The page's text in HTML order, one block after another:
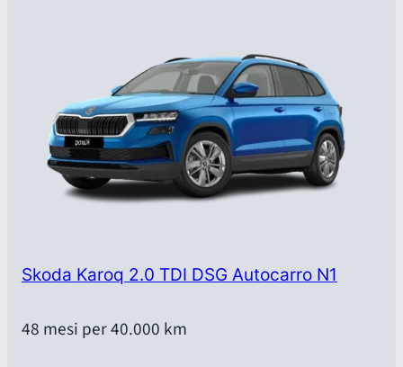
Skoda Karoq 2.0 TDI DSG Autocarro N1
48 mesi per 40.000 km